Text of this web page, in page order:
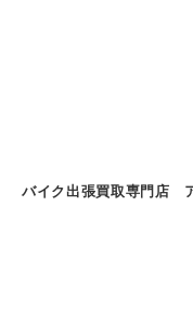
バイク出張買取専門店